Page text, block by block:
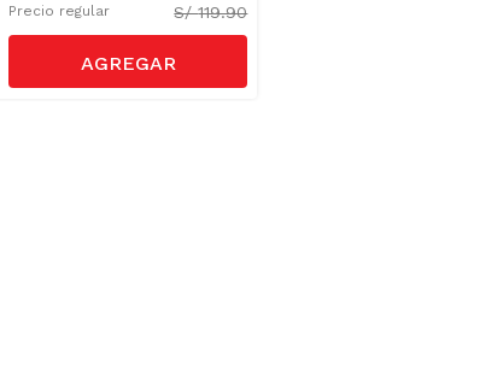
Precio regular S/119.90